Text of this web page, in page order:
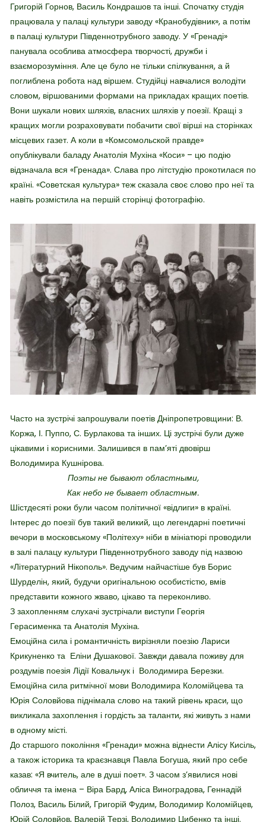
Григорій Горнов, Василь Кондрашов та інші. Спочатку студія
працювала у палаці культури заводу «Кранобудівник», а потім
в палаці культури Південнотрубного заводу. У «Гренаді»
панувала особлива атмосфера творчості, дружби і
взаєморозуміння. Але це було не тільки спілкування, а й
поглиблена робота над віршем. Студійці навчалися володіти
словом, віршованими формами на прикладах кращих поетів.
Вони шукали нових шляхів, власних шляхів у поезії. Кращі з
кращих могли розраховувати побачити свої вірші на сторінках
місцевих газет. А коли в «Комсомольской правде»
опублікували баладу Анатолія Мухіна «Коси» – цю подію
відзначала вся «Гренада». Слава про літстудію прокотилася по
країні. «Советская культура» теж сказала своє слово про неї та
навіть розмістила на першій сторінці фотографію.
Часто на зустрічі запрошували поетів Дніпропетровщини: В.
Коржа, І. Пуппо, С. Бурлакова та інших. Ці зустрічі були дуже
цікавими і корисними. Залишився в пам’яті двовірш
Володимира Кушнірова.
Поэты не бывают областными,
Как небо не бывает областным.
Шістдесяті роки були часом політичної «відлиги» в країні.
Інтерес до поезії був такий великий, що легендарні поетичні
вечори в московському «Політеху» ніби в мініатюрі проводили
в залі палацу культури Південнотрубного заводу під назвою
«Літературний Нікополь». Ведучим найчастіше був Борис
Шурделін, який, будучи оригінальною особистістю, вмів
представити кожного жваво, цікаво та переконливо.
З захопленням слухачі зустрічали виступи Георгія
Герасименка та Анатолія Мухіна.
Емоційна сила і романтичність вирізняли поезію Лариси
Крикуненко та Еліни Душакової. Завжди давала поживу для
роздумів поезія Лідії Ковальчук і Володимира Березки.
Емоційна сила ритмічної мови Володимира Коломійцева та
Юрія Соловйова піднімала слово на такий рівень краси, що
викликала захоплення і гордість за таланти, які живуть з нами
в одному місті.
До старшого покоління «Гренади» можна віднести Алісу Кисіль,
а також історика та краєзнавця Павла Богуша, який про себе
казав: «Я вчитель, але в душі поет». З часом з’явилися нові
обличчя та імена – Віра Бард, Аліса Виноградова, Геннадій
Полоз, Василь Білий, Григорій Фудим, Володимир Коломійцев,
Юрій Соловйов, Валерій Терзі, Володимир Цибенко та інші.